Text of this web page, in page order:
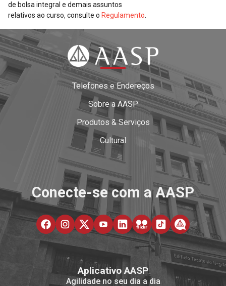
de bolsa integral e demais assuntos
relativos ao curso, consulte o Regulamento
Telefones e Endereços
Sobre a AASP
Produtos & Serviços
Cultural
Conecte-se com a AASP
Aplicativo AASP
Agilidade no seu dia a dia